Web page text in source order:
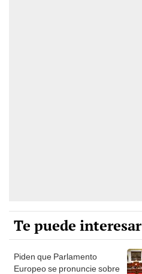
Te puede interesar
Piden que Parlamento
Europeo se pronuncie sobre